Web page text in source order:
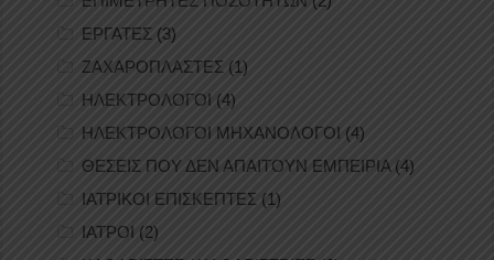
ΕΡΓΑΤΕΣ (3)
ΖΑΧΑΡΟΠΛΑΣΤΕΣ (1)
ΗΛΕΚΤΡΟΛΟΓΟΙ (4)
ΗΛΕΚΤΡΟΛΟΓΟΙ ΜΗΧΑΝΟΛΟΓΟΙ (4)
ΘΕΣΕΙΣ ΠΟΥ ΔΕΝ ΑΠΑΙΤΟΥΝ ΕΜΠΕΙΡΙΑ (4)
ΙΑΤΡΙΚΟΙ ΕΠΙΣΚΕΠΤΕΣ (1)
ΙΑΤΡΟΙ (2)